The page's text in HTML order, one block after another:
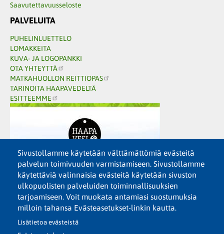
Sivustollamme käytetään välttämättömiä evästeitä
palvelun toimivuuden varmistamiseen. Sivustollamme
käytettäviä valinnaisia evästeitä käytetään sivuston
ulkopuolisten palveluiden toiminnallisuuksien
tarjoamiseen. Voit muokata antamiasi suostumuksia
milloin tahansa Evästeasetukset-linkin kautta.
Lisätietoa evästeistä
Saavutettavuusseloste
PALVELUITA
PUHELINLUETTELO
LOMAKKEITA
KUVA- JA LOGOPANKKI
OTA YHTEYTTÄ
MATKAHUOLLON REITTIOPAS
TARINOITA HAAPAVEDELTÄ
ESITTEEMME